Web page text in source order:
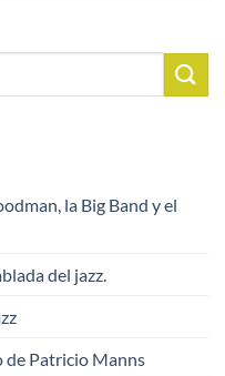
la Big Band y el
del jazz.
de Patricio Manns